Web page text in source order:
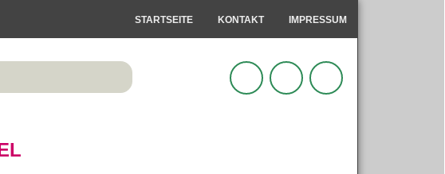
STARTSEITE KONTAKT IMPRESSUM